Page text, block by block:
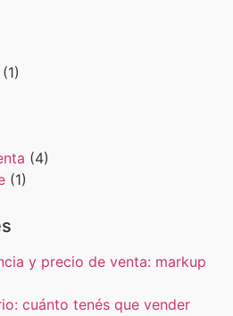
(1)
(4)
(1)
y precio de venta: markup
cuánto tenés que vender